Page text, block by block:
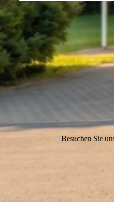
Besuchen Sie